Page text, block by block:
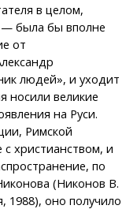
в целом,
была бы вполне
от
людей», и уходит
носили великие
на Руси.
Римской
христианством, и
по
(Никонов В.
оно получило